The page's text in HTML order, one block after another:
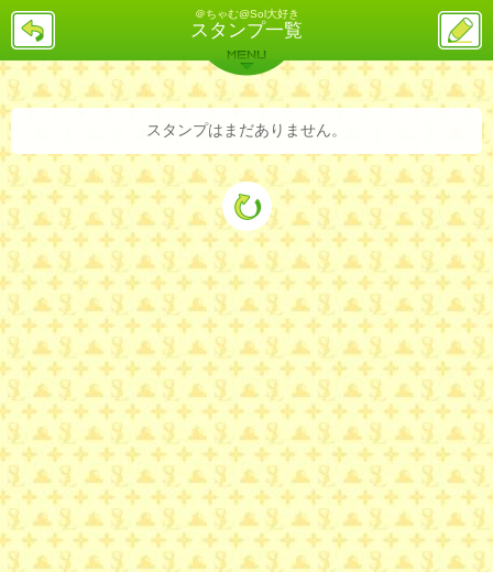
＠ちゃむ@Sol大好き
スタンプ一覧
戻
ス
投
稿
バックナンバー 詳細検索 ランキング
MENU
スタンプはまだありません。